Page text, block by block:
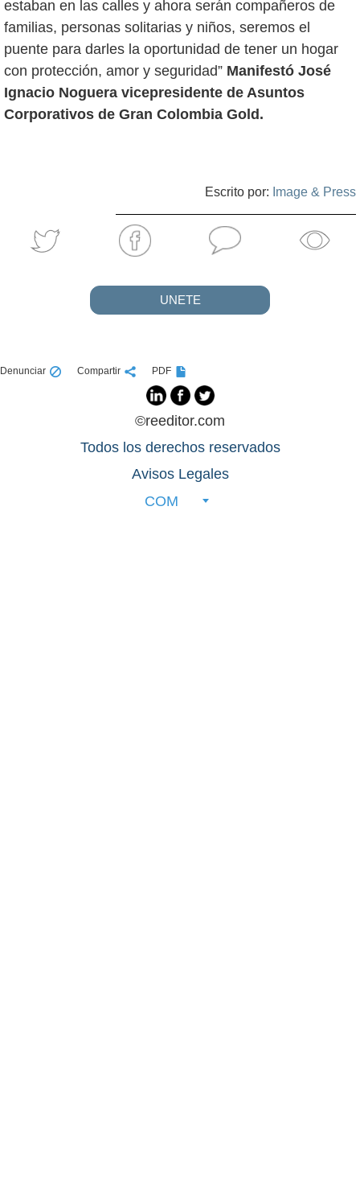
estaban en las calles y ahora serán compañeros de
familias, personas solitarias y niños, seremos el
puente para darles la oportunidad de tener un hogar
con protección, amor y seguridad” Manifestó José
Ignacio Noguera vicepresidente de Asuntos
Corporativos de Gran Colombia Gold.
Escrito por: Image & Press
UNETE
Denunciar Compartir PDF
©reeditor.com
Todos los derechos reservados
Avisos Legales